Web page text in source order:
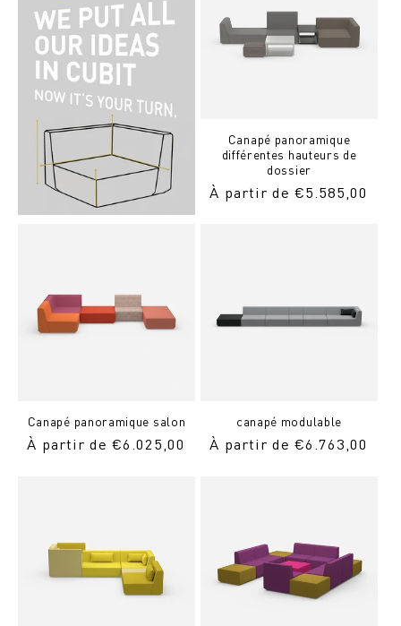
Canapé panoramique
différentes hauteurs de
dossier
Prix
À partir de €5.585,00
Canapé panoramique salon
Prix
À partir de €6.025,00
canapé modulable
Prix
À partir de €6.763,00